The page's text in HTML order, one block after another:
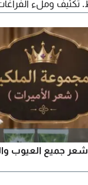
وملء
ويقضي على الجفاف
تركيبة خفيفة
مزعج
جميع العيوب